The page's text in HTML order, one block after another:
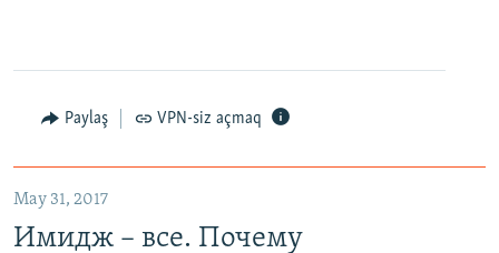
Paylaş VPN-siz açmaq
May 31, 2017
Имидж – все. Почему